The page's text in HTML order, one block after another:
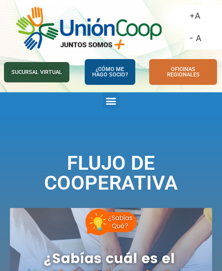
+A
- A
SUCURSAL VIRTUAL
¿CÓMO ME
HAGO SOCIO?
OFICINAS
REGIONALES
FLUJO DE
COOPERATIVA